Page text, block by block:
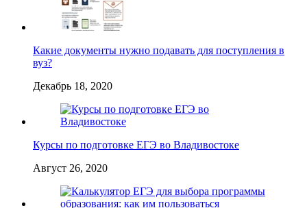
Какие документы нужно подавать для поступления в
вуз?
Декабрь 18, 2020
Курсы по подготовке ЕГЭ во Владивостоке
Август 26, 2020